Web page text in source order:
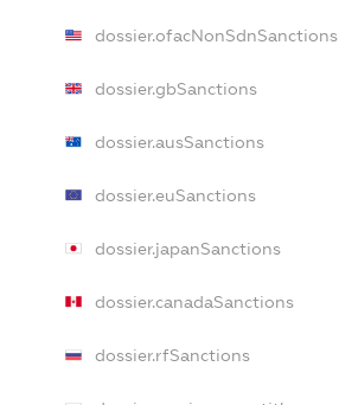
dossier.ofacNonSdnSanctions
dossier.gbSanctions
dossier.ausSanctions
dossier.euSanctions
dossier.japanSanctions
dossier.canadaSanctions
dossier.rfSanctions